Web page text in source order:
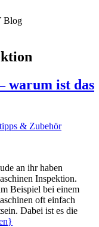
Blog
warum ist das
& Zubehör
an ihr haben
Inspektion.
Beispiel bei einem
oft einfach
Dabei ist es die